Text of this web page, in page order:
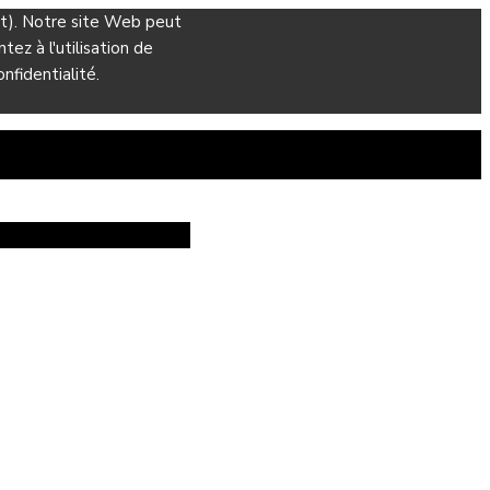
Notre site Web peut
à l'utilisation de